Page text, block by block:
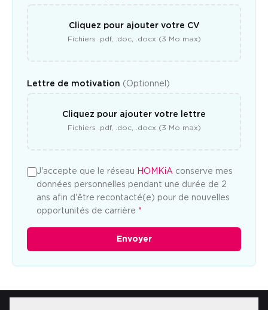
Cliquez pour ajouter votre CV
Fichiers .pdf, .doc, .docx (3 Mo max)
Lettre de motivation (Optionnel)
Cliquez pour ajouter votre lettre
Fichiers .pdf, .doc, .docx (3 Mo max)
J'accepte que le réseau HOMKiA conserve mes
données personnelles pendant une durée de 2
ans afin d'être recontacté(e) pour de nouvelles
opportunités de carrière *
Envoyer